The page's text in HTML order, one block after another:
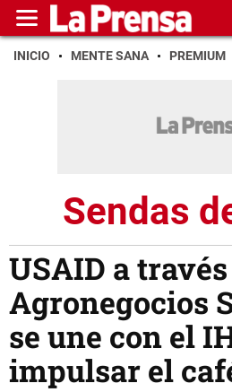
INICIO MENTE SANA PREMIUM
Sendas
USAID a
Agronegocios
se une con el
impulsar el